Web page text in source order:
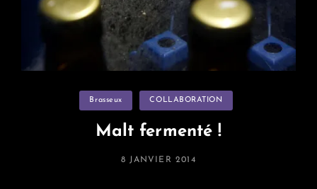
Categories
Brasseux COLLABORATION
Malt fermenté !
POSTED
8 JANVIER 2014